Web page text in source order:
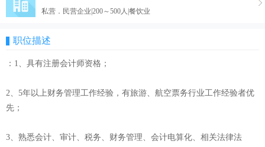
私营．民营企业|200～500人|餐饮业
职位描述
：1、具有注册会计师资格；
2、5年以上财务管理工作经验，有旅游、航空票务行业工作经验者优
先；
3、熟悉会计、审计、税务、财务管理、会计电算化、相关法律法